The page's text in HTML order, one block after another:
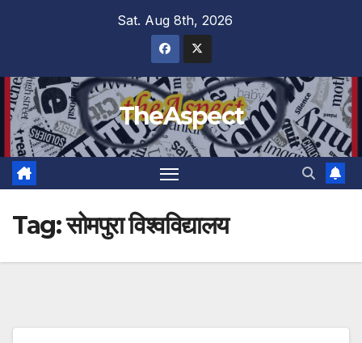
Sat. Aug 8th, 2026
TheAspect
Tag:सोमपुरा विश्वविद्यालय